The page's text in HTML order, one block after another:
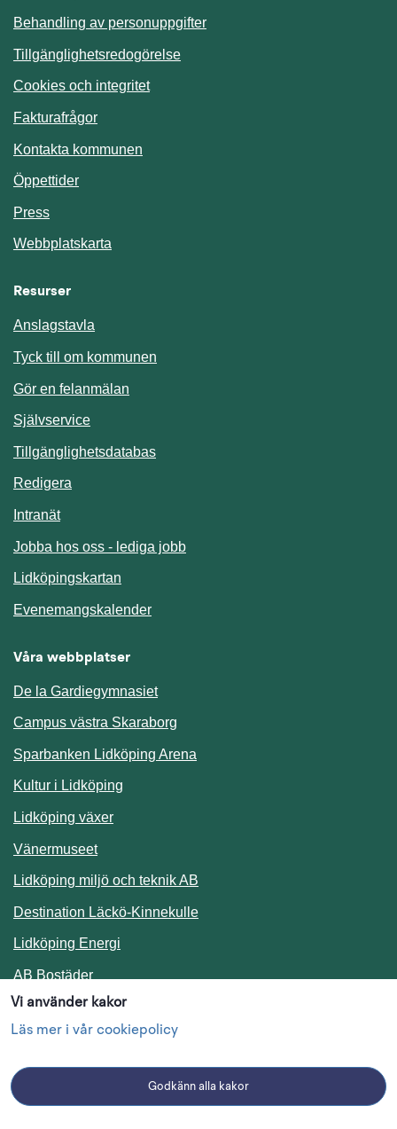
Vi använder kakor
Läs mer i vår cookiepolicy
Godkänn alla kakor
Behandling av personuppgifter
Tillgänglighetsredogörelse
Cookies och integritet
Fakturafrågor
Kontakta kommunen
Öppettider
Press
Webbplatskarta
Resurser
Anslagstavla
Tyck till om kommunen
Gör en felanmälan
SjälvserviceLänk till annan webbplats.
TillgänglighetsdatabasLänk till annan webbplats.
Redigera
IntranätLänk till annan webbplats.
Jobba hos oss - lediga jobb
Lidköpingskartan
EvenemangskalenderLänk till annan webbplats.
Våra webbplatser
De la Gardiegymnasiet
Campus västra Skaraborg
Sparbanken Lidköping Arena
Kultur i Lidköping
Lidköping växer
Vänermuseet
Lidköping miljö och teknik AB
Destination Läckö-KinnekulleLänk till annan webbplats.
Lidköping Energi
AB BostäderLänk till annan webbplats.
Följ oss i sociala medier
Linkedin